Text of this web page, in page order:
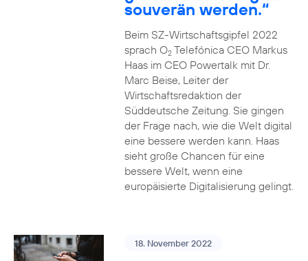
souverän werden.“
Beim SZ-Wirtschaftsgipfel 2022
sprach O2Telefónica CEO Markus
Haas im CEO Powertalk mit Dr.
Marc Beise, Leiter der
Wirtschaftsredaktion der
Süddeutsche Zeitung. Sie gingen
der Frage nach, wie die Welt digital
eine bessere werden kann. Haas
sieht große Chancen für eine
bessere Welt, wenn eine
europäisierte Digitalisierung gelingt.
18. November 2022